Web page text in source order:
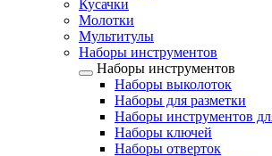
Кусачки
Молотки
Мультитулы
Наборы инструментов
Наборы инструментов
Наборы выколоток
Наборы для разметки
Наборы инструментов
Наборы ключей
Наборы отверток